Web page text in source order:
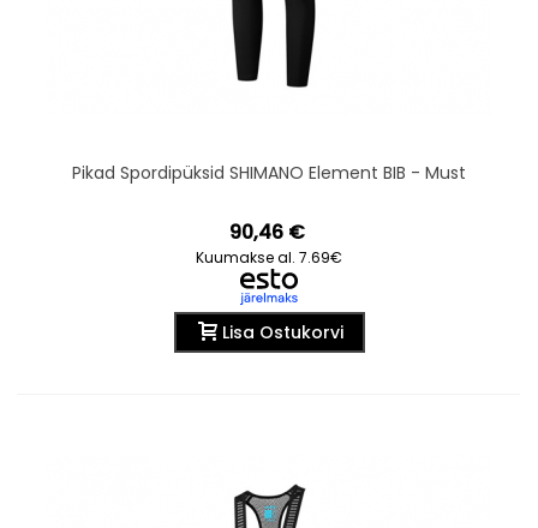
Pikad Spordipüksid SHIMANO Element BIB - Must
90,46 €
Kuumakse al. 7.69€
Lisa Ostukorvi